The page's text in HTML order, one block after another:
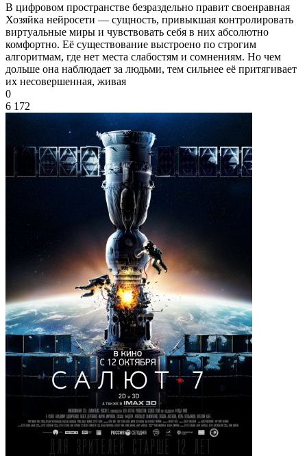
В цифровом пространстве безраздельно правит своенравная
Хозяйка нейросети — сущность, привыкшая контролировать
виртуальные миры и чувствовать себя в них абсолютно
комфортно. Её существование выстроено по строгим
алгоритмам, где нет места слабостям и сомнениям. Но чем
дольше она наблюдает за людьми, тем сильнее её притягивает
их несовершенная, живая
0
6 172